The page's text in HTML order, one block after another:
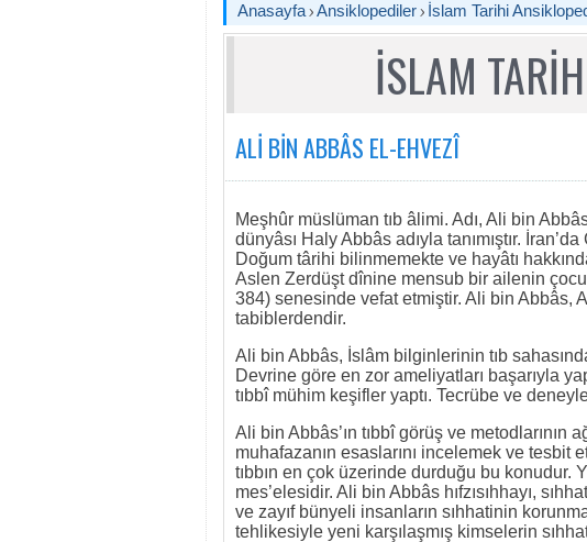
Anasayfa Ansiklopediler İslam Tarihi
İSLAM
ALİ BİN ABBÂS EL-EHVEZÎ
Meşhûr müslüman tıb âlimi. Adı, Ali bin
dünyâsı Haly Abbâs adıyla tanımıştır.
Doğum târihi bilinmemekte ve hayâtı
Aslen Zerdüşt dînine mensub bir ailenin
384) senesinde vefat etmiştir. Ali bin Abbâs,
tabiblerdendir.
Ali bin Abbâs, İslâm bilginlerinin tıb
Devrine göre en zor ameliyatları başarıyla
tıbbî mühim keşifler yaptı. Tecrübe ve
Ali bin Abbâs’ın tıbbî görüş ve metodlarının
muhafazanın esaslarını incelemek ve
tıbbın en çok üzerinde durduğu bu
mes’elesidir. Ali bin Abbâs hıfzısıhhayı,
ve zayıf bünyeli insanların sıhhatinin
tehlikesiyle yeni karşılaşmış kimselerin